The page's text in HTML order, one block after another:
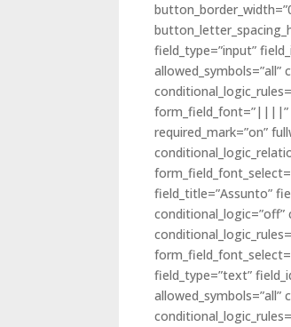
field_type=”input”
allowed_symbols=”all”
form_field_font=”||||”
required_mark=”on”
field_title=”Assunto”
field_type=”text”
allowed_symbols=”all”